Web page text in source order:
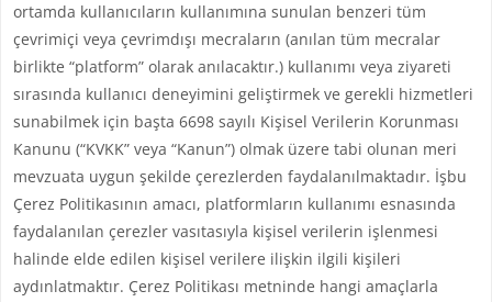
ortamda kullanıcıların kullanımına sunulan benzeri tüm
çevrimiçi veya çevrimdışı mecraların (anılan tüm mecralar
birlikte “platform” olarak anılacaktır.) kullanımı veya ziyareti
sırasında kullanıcı deneyimini geliştirmek ve gerekli hizmetleri
sunabilmek için başta 6698 sayılı Kişisel Verilerin Korunması
Kanunu (“KVKK” veya “Kanun”) olmak üzere tabi olunan meri
mevzuata uygun şekilde çerezlerden faydalanılmaktadır. İşbu
Çerez Politikasının amacı, platformların kullanımı esnasında
faydalanılan çerezler vasıtasıyla kişisel verilerin işlenmesi
halinde elde edilen kişisel verilere ilişkin ilgili kişileri
aydınlatmaktır. Çerez Politikası metninde hangi amaçlarla